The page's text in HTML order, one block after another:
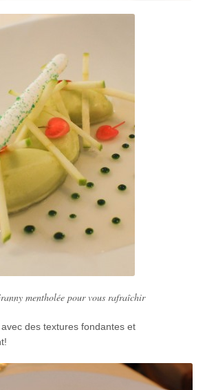
mentholée pour vous rafraîchir
des textures fondantes et